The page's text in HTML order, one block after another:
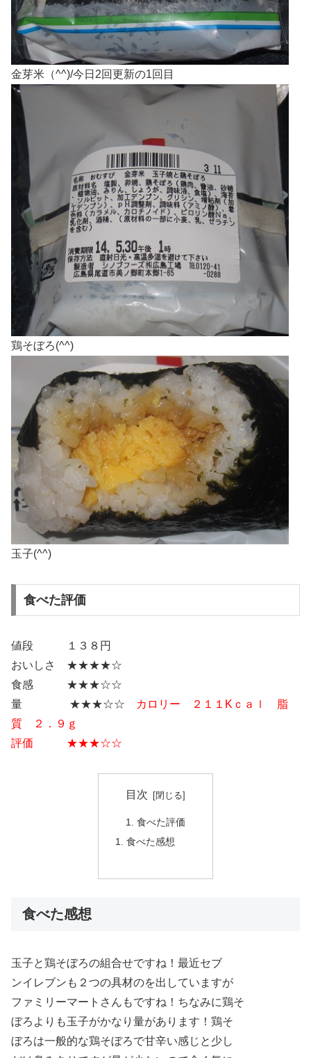
金芽米（^^)/今日2回更新の1回目
鶏そぼろ(^^)
玉子(^^)
食べた評価
値段 １３８円
おいしさ ★★★★☆
食感 ★★★☆☆
量 ★★★☆☆
カロリー ２１１Kｃａｌ 脂
質 ２．９ｇ
評価 ★★★☆☆
目次
食べた評価
食べた感想
食べた感想
玉子と鶏そぼろの組合せですね！最近セブ
ンイレブンも２つの具材のを出していますが
ファミリーマートさんもですね！ちなみに鶏そ
ぼろよりも玉子がかなり量があります！鶏そ
ぼろは一般的な鶏そぼろで甘辛い感じと少し